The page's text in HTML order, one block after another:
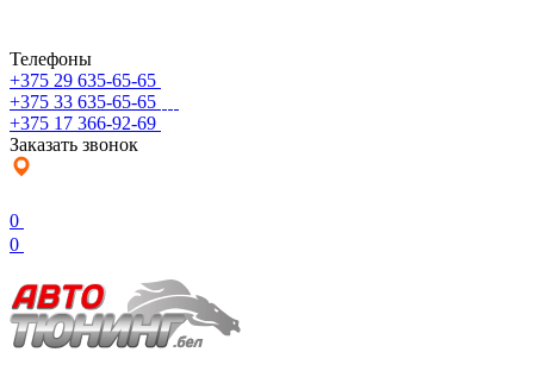
Телефоны
+375 29 635-65-65
+375 33 635-65-65
+375 17 366-92-69
Заказать звонок
0
0